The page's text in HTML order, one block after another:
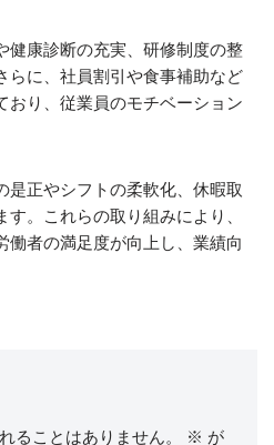
健康診断の充実、研修制度の整
らに、社員割引や食事補助など
おり、従業員のモチベーション
是正やシフトの柔軟化、休暇取
。これらの取り組みにより、
働者の満足度が向上し、業績向
ることはありません。 ※ が